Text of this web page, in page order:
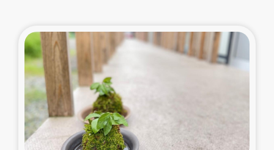
東ティモール豪雨緊急支援
大雨による洪水被災者支援
カカオ生産者支援事業
シリア国内避難民・帰還民の生活再建支援